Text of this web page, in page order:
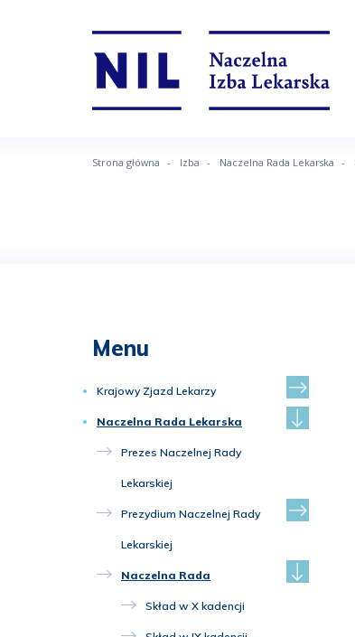
Strona główna Izba Naczelna Rada Lekarska
Menu
Krajowy Zjazd Lekarzy
Naczelna Rada Lekarska
Prezes Naczelnej Rady
Lekarskiej
Prezydium Naczelnej Rady
Lekarskiej
Naczelna Rada
Skład w X kadencji